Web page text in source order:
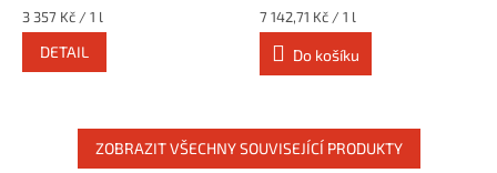
Měrná
cena:
3 357 Kč / 1 l
DETAIL
Měrná
cena:
7 142,71 Kč / 1 l
Do košíku
ZOBRAZIT VŠECHNY SOUVISEJÍCÍ PRODUKTY